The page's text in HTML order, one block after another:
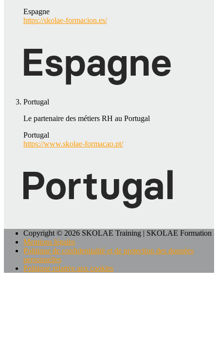
Espagne
https://skolae-formacion.es/
Portugal
Le partenaire des métiers RH au Portugal
Portugal
https://www.skolae-formacao.pt/
Copyright © 2026 SKOLAE Training | SKOLAE Formation
Mentions légales
Politique de confidentialité et de protection des données
personnelles
Politique relative aux cookies